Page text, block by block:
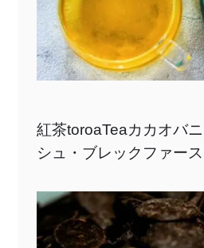
紅茶toroaTeaカカオバ
シュ・ブレックファー